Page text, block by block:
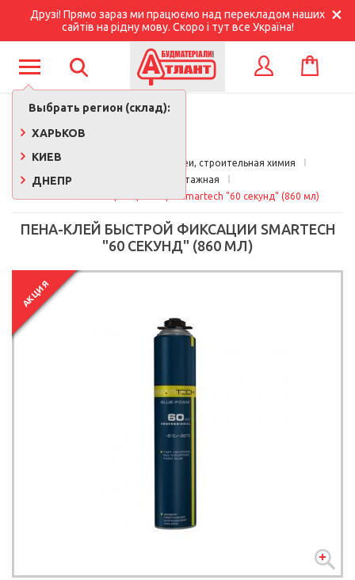
Друзі! Прямо зараз ми працюємо над перекладом наших
сайтів на рідну мову. Скоро і тут все Україна!
Выбрать регион (склад):
ХАРЬКОВ
КИЕВ
ДНЕПР
КОРЗИНА
Главная
Краски, лаки, клеи, строительная химия
Пена монтажная
Пена-клей быстрой фиксации Smartech "60 секунд" (860 мл)
ПЕНА-КЛЕЙ БЫСТРОЙ ФИКСАЦИИ SMARTECH
"60 СЕКУНД" (860 МЛ)
АКЦИЯ